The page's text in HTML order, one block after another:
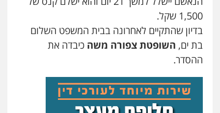
1,500 שקל.
בדיון שהתקיים לאחרונה בבית המשפט השלום
בת ים, השופטת צפורה משה כיבדה את
ההסדר.